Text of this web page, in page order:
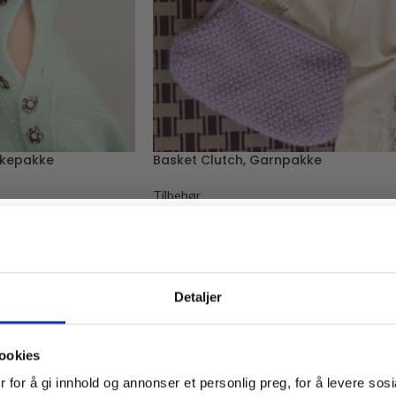
Detaljer
for å gi innhold og annonser et personlig preg, for å levere
Basket Clutch, Garnpakke
Tilbehør
10% rabatt
Ja? Legg igjen eposten din her: